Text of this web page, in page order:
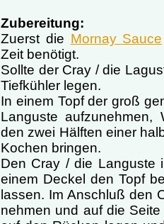
Zubereitung:
Zuerst die Mornay Sauce
Zeit benötigt.
Sollte der Cray / die
Tiefkühler legen.
In einem Topf der groß
Languste aufzunehmen,
den zwei Hälften einer
Kochen bringen.
Den Cray / die Languste
einem Deckel den Topf
lassen. Im Anschluß den
nehmen und auf die